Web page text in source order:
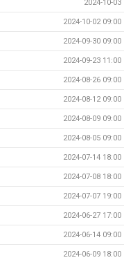
2024-10-03
2024-10-02 09:00
2024-09-30 09:00
2024-09-23 11:00
2024-08-26 09:00
2024-08-12 09:00
2024-08-09 09:00
2024-08-05 09:00
2024-07-14 18:00
2024-07-08 18:00
2024-07-07 19:00
2024-06-27 17:00
2024-06-14 09:00
2024-06-09 18:00